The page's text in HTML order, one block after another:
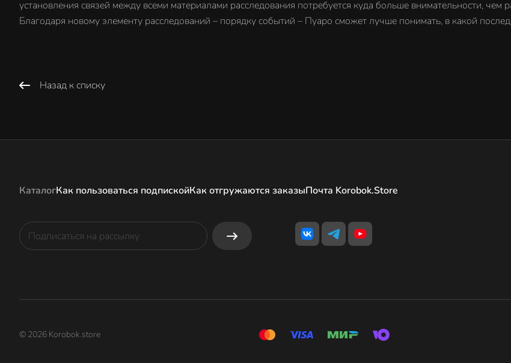
установления связей между всеми материалами расследования потребуется куда больше внимательности, чем
Благодаря новому элементу расследований – порядку событий – Пуаро сможет лучше понимать, в какой
Назад к списку
КаталогКак пользоваться подпискойКак отгружаются заказыПочта Korobok.Store
© 2026 Korobok.store